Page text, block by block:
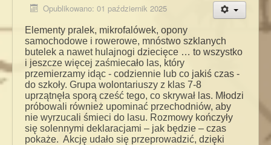
Opublikowano: 01 październik 2025
Elementy pralek, mikrofalówek, opony
samochodowe i rowerowe, mnóstwo szklanych
butelek a nawet hulajnogi dziecięce … to wszystko
i jeszcze więcej zaśmiecało las, który
przemierzamy idąc - codziennie lub co jakiś czas -
do szkoły. Grupa wolontariuszy z klas 7-8
uprzątnęła sporą cześć tego, co skrywał las. Młodzi
próbowali również upominać przechodniów, aby
nie wyrzucali śmieci do lasu. Rozmowy kończyły
się solennymi deklaracjami – jak będzie – czas
pokaże. Akcję udało się przeprowadzić, dzięki